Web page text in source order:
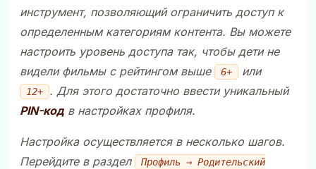
инструмент, позволяющий ограничить доступ к
определенным категориям контента. Вы можете
настроить уровень доступа так, чтобы дети не
видели фильмы с рейтингом выше
6+ или
12+
. Для этого достаточно ввести уникальный
PIN-код в настройках профиля.
Настройка осуществляется в несколько шагов.
Перейдите в раздел
Профиль → Родительский